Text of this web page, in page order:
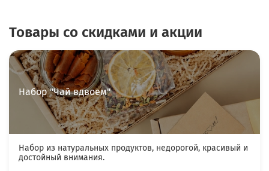
Товары со скидками и акции
Набор "Чай вдвоем"
Набор из натуральных продуктов, недорогой, красивый и
достойный внимания.